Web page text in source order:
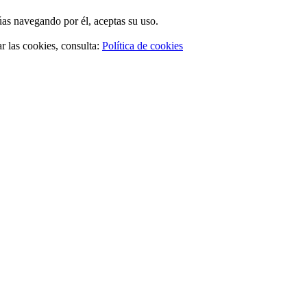
navegando por él, aceptas su uso.
las cookies, consulta: Política de cookies